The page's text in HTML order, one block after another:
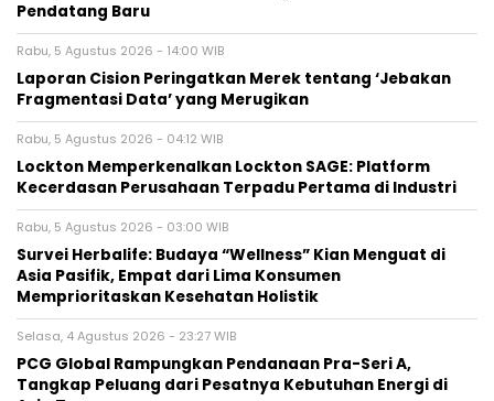
Pendatang Baru
Rabu, 5 Agustus 2026 - 14:00 WIB
Laporan Cision Peringatkan Merek tentang ‘Jebakan
Fragmentasi Data’ yang Merugikan
Rabu, 5 Agustus 2026 - 04:12 WIB
Lockton Memperkenalkan Lockton SAGE: Platform
Kecerdasan Perusahaan Terpadu Pertama di Industri
Rabu, 5 Agustus 2026 - 03:00 WIB
Survei Herbalife: Budaya “Wellness” Kian Menguat di
Asia Pasifik, Empat dari Lima Konsumen
Memprioritaskan Kesehatan Holistik
Selasa, 4 Agustus 2026 - 23:27 WIB
PCG Global Rampungkan Pendanaan Pra-Seri A,
Tangkap Peluang dari Pesatnya Kebutuhan Energi di